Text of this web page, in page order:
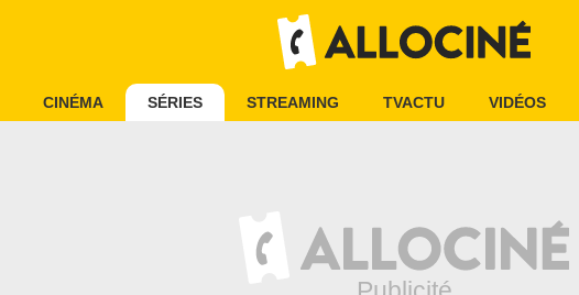
CINÉMA SÉRIES STREAMING TVACTU VIDÉOS